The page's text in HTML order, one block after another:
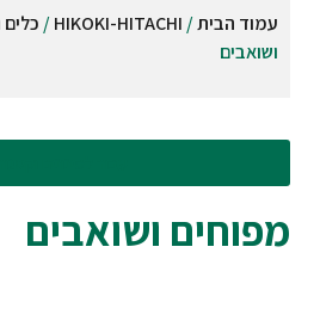
עמוד הבית/
HIKOKI-HITACHI
/
ושואבים
מפוחים ושואבים